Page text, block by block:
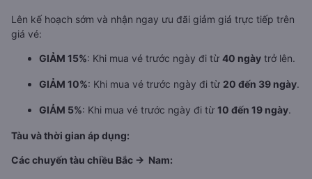
Lên kế hoạch sớm và nhận ngay ưu đãi giảm giá trực tiếp trên
giá vé:
GIẢM 15%: Khi mua vé trước ngày đi từ 40 ngày trở lên.
GIẢM 10%: Khi mua vé trước ngày đi từ 20 đến 39 ngày.
GIẢM 5%: Khi mua vé trước ngày đi từ 10 đến 19 ngày.
Tàu và thời gian áp dụng:
Các chuyến tàu chiều Bắc -> Nam: